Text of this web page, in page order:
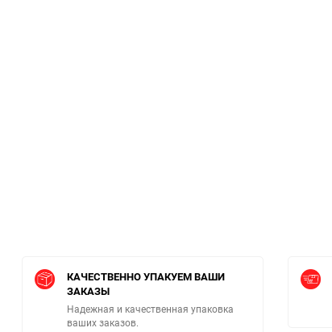
КАЧЕСТВЕННО УПАКУЕМ ВАШИ
ЗАКАЗЫ
Надежная и качественная упаковка
ваших заказов.